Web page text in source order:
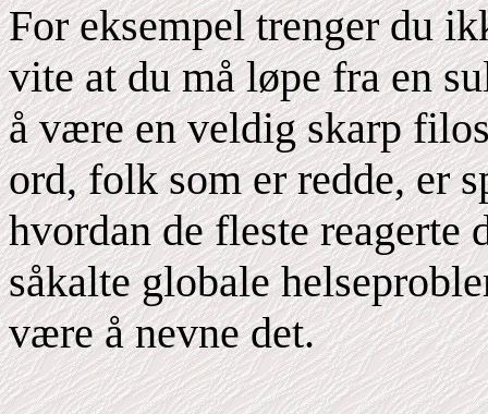
For eksempel trenger du
vite at du må løpe fra en
å være en veldig skarp
ord, folk som er redde, er
hvordan de fleste reagerte
såkalte globale
være å nevne det.